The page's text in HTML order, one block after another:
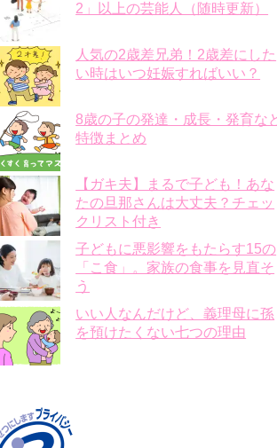
2」以上の芸能人（随時更新）
人気の2歳差兄弟！2歳差にした
い時はいつ妊娠すればいい？
8歳の子の発達・成長・発育な
特徴まとめ
【ガキ夫】まるで子ども！あな
たの旦那さんは大丈夫？チェッ
クリスト付き
子どもに悪影響をもたらす15の
「こ食」。家族の食事を見直そ
う
いい人なんだけど、義理母に孫
を預けたくない七つの理由